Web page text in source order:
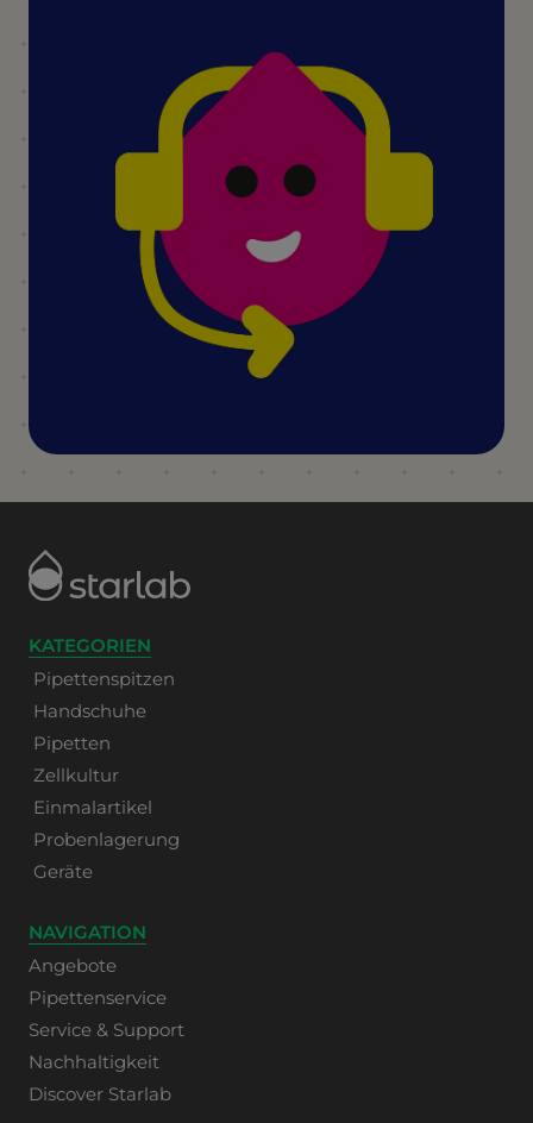
KATEGORIEN
Pipettenspitzen
Handschuhe
Pipetten
Zellkultur
Einmalartikel
Probenlagerung
Geräte
NAVIGATION
Angebote
Pipettenservice
Service & Support
Nachhaltigkeit
Discover Starlab